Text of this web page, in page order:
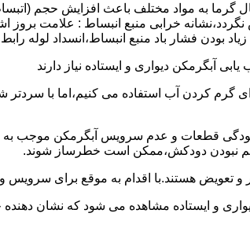
گرما به مواد مختلف باعث افزایش حجم
خرابی منبع انبساط : علامت
بودن فشار باد منبع انبساط،انسداد لوله
آبگرمکن دیواری و ایستاده نیاز دارند
گرم کردن آب استفاده می کنیم،اما با
قطعات و عدم سرویس آبگرمکن موجب
نبودن دودکش،ممکن است خطرساز شوند.
و تعویض هستند.با اقدام به موقع برای
و ایستاده مشاهده می شود که نشان